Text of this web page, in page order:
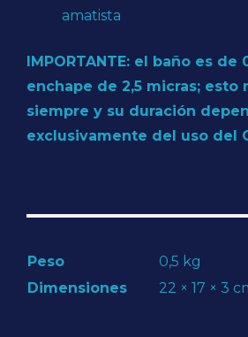
amatista
IMPORTANTE: el baño es de
enchape de 2,5 micras; esto
siempre y su duración
exclusivamente del uso del
Peso
0,5 kg
Dimensiones
22 × 17 × 3